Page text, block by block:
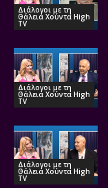
Διάλογοι με τη
Θάλεια Χούντα High
TV
Διάλογοι με τη
Θάλεια Χούντα High
TV
Διάλογοι με τη
Θάλεια Χούντα High
TV